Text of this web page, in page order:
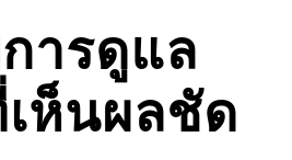
ารดูแล
ห็นผลชัด